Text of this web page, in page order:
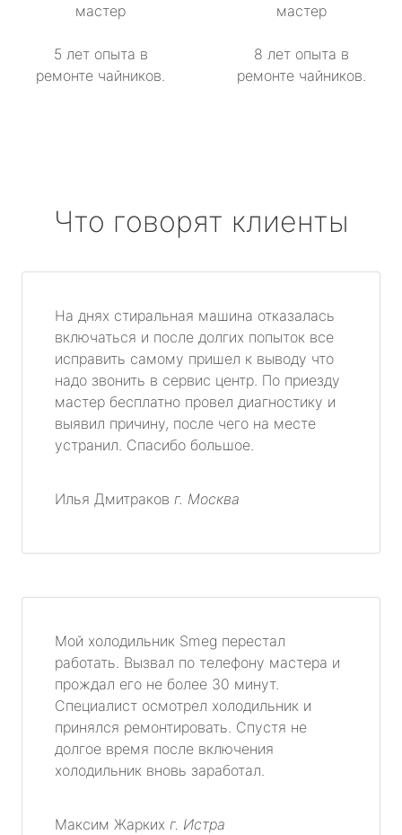
мастер
5 лет опыта в
ремонте чайников.
мастер
8 лет опыта в
ремонте чайников.
Что говорят клиенты
На днях стиральная машина отказалась
включаться и после долгих попыток все
исправить самому пришел к выводу что
надо звонить в сервис центр. По приезду
мастер бесплатно провел диагностику и
выявил причину, после чего на месте
устранил. Спасибо большое.
Илья Дмитраков г. Москва
Мой холодильник Smeg перестал
работать. Вызвал по телефону мастера и
прождал его не более 30 минут.
Специалист осмотрел холодильник и
принялся ремонтировать. Спустя не
долгое время после включения
холодильник вновь заработал.
Максим Жарких г. Истра